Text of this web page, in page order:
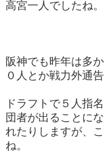
高宮一人でしたね。
阪神でも昨年は多
０人とか戦力外通
ドラフトで５人指
団者が出ることに
れたりしますが、
ね。